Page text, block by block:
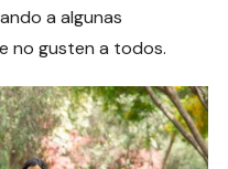
a algunas
no gusten a todos.